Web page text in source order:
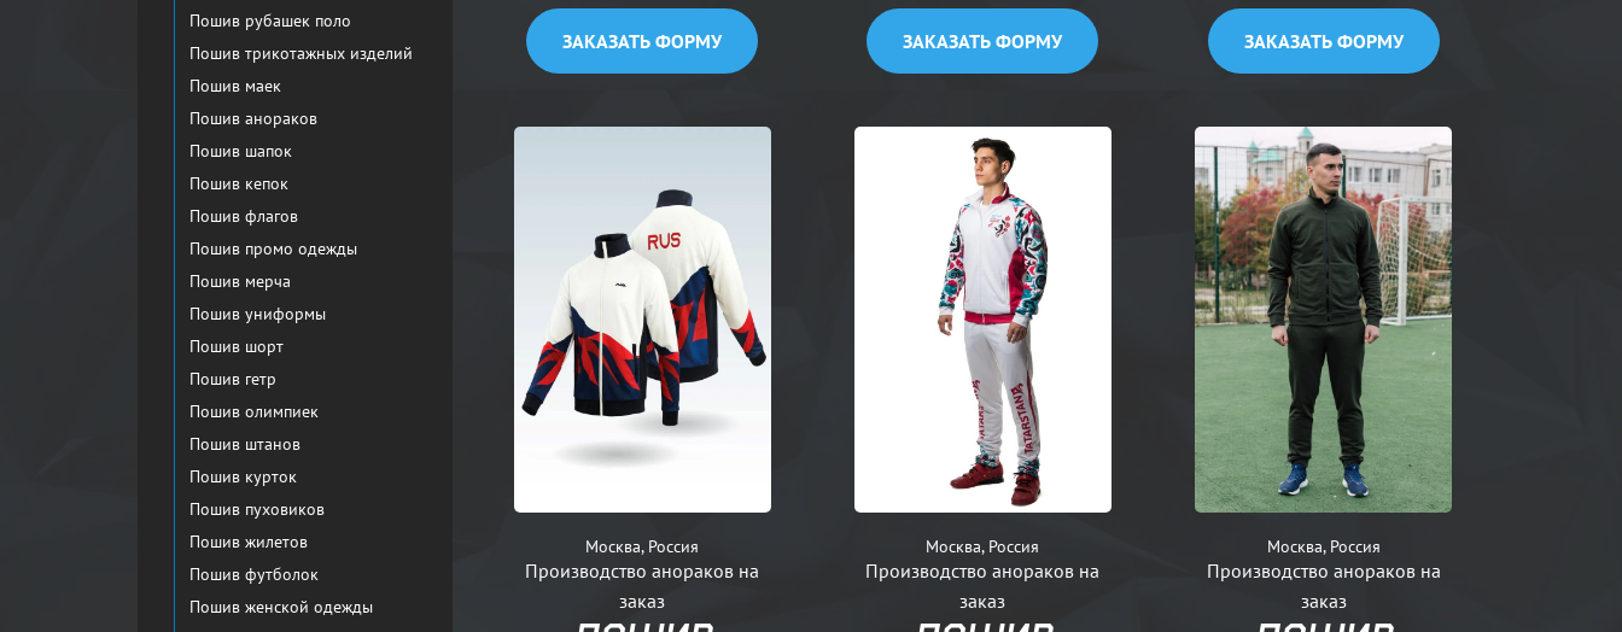
Пошив рубашек поло
Пошив трикотажных изделий
Пошив маек
Пошив анораков
Пошив шапок
Пошив кепок
Пошив флагов
Пошив промо одежды
Пошив мерча
Пошив униформы
Пошив шорт
Пошив гетр
Пошив олимпиек
Пошив штанов
Пошив курток
Пошив пуховиков
Пошив жилетов
Пошив футболок
Пошив женской одежды
ЗАКАЗАТЬ ФОРМУ ЗАКАЗАТЬ ФОРМУ ЗАКАЗАТЬ ФОРМУ
Москва, Россия
Производство анораков на
заказ
Москва, Россия
Производство анораков на
заказ
Москва, Россия
Производство анораков на
заказ